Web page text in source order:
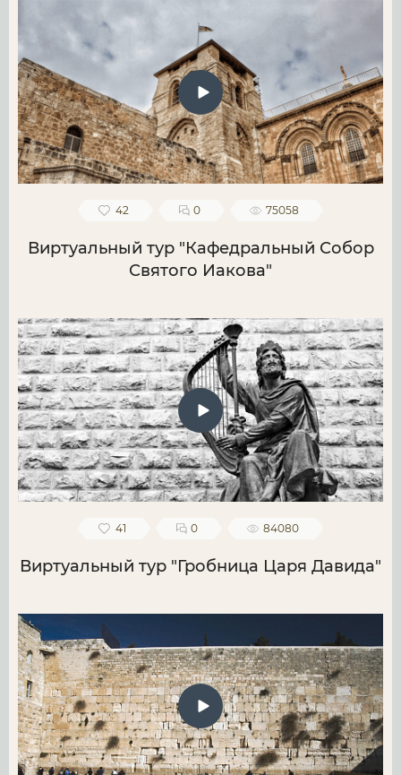
42 0 75058
Виртуальный тур "Кафедральный Собор
Святого Иакова"
41 0 84080
Виртуальный тур "Гробница Царя Давида"